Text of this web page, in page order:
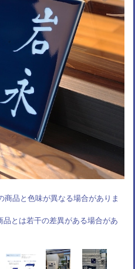
品と色味が異なる場合がありま
とは若干の差異がある場合があ